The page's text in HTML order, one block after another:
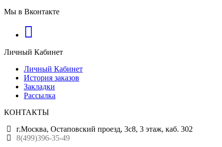
Мы в Вконтакте
Личный Кабинет
Личный Кабинет
История заказов
Закладки
Рассылка
КОНТАКТЫ
г.Москва, Остаповский проезд, 3с8, 3 этаж, каб. 302
8(499)396-35-49